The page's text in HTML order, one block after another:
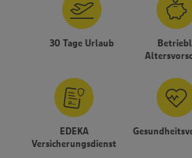
30 Tage Urlaub
EDEKA
Versicherungsdienst